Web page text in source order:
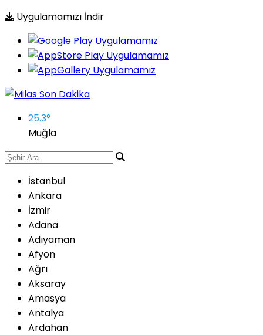
Uygulamamızı İndir
25.3°
Muğla
İstanbul
Ankara
İzmir
Adana
Adıyaman
Afyon
Ağrı
Aksaray
Amasya
Antalya
Ardahan